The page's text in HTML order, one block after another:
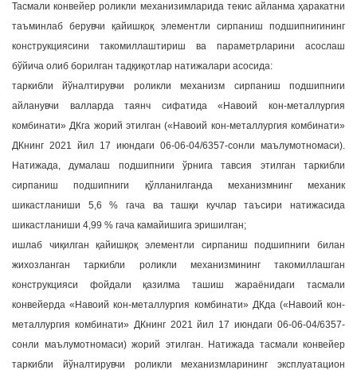
Тасмали конвейер роликли механизимларида текис айланма ҳаракатни
таъминлаб берувчи қайишқоқ элементли сирпаниш подшипнигининг
конструкциясини такомиллаштириш ва параметрларини асослаш
бўйича олиб борилган тадқиқотлар натижалари асосида:
таркибли йўналтирувчи роликли механизм сирпаниш подшипниги
айланувчи валларда таянч сифатида «Навоий кон-металлургия
комбинати» ДКга жорий этилган («Навоий кон-металлургия комбинати»
ДКнинг 2021 йил 17 июндаги 06-06-04/6357-сонли маълумотномаси).
Натижада, думалаш подшипниги ўрнига тавсия этилган таркибли
сирпаниш подшипниги қўлланилганда механизмнинг механик
шикастланиши 5,6 % гача ва ташқи кучлар таъсири натижасида
шикастланиши 4,99 % гача камайишига эришилган;
ишлаб чиқилган қайишқоқ элементли сирпаниш подшипниги билан
жихозланган таркибли роликли механизмининг такомиллашган
конструкцияси фойдали қазилма ташиш жараёнидаги тасмали
конвейерда «Навоий кон-металлургия комбинати» ДКда («Навоий кон-
металлургия комбинати» ДКнинг 2021 йил 17 июндаги 06-06-04/6357-
сонли маълумотномаси) жорий этилган. Натижада тасмали конвейер
таркибли йўналтирувчи роликли механизмларининг эксплуатацион